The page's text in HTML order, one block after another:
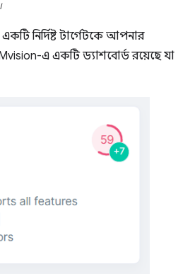
নির্দিষ্ট টার্গেটকে আপনার
এ একটি ড্যাশবোর্ড রয়েছে যা